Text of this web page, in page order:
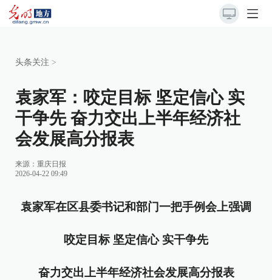
头条关注 >
袁家军：咬定目标 坚定信心 实
干争先 奋力交出上半年经济社
会发展高分报表
来源： 重庆日报
2026-04-22 09:49
袁家军在区县委书记和部门一把手例会上强调
咬定目标 坚定信心 实干争先
奋力交出上半年经济社会发展高分报表